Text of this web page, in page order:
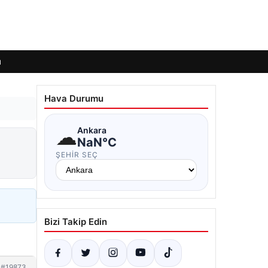
Hava Durumu
☁Ankara
NaN°C
ŞEHIR SEÇ
Bizi Takip Edin